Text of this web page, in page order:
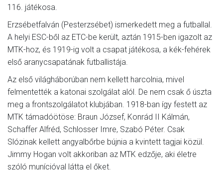
116. játékosa.
Erzsébetfalván (Pesterzsébet) ismerkedett meg a futballal.
A helyi ESC-ből az ETC-be került, aztán 1915-ben igazolt az
MTK-hoz, és 1919-ig volt a csapat játékosa, a kék-fehérek
első aranycsapatának futballistája.
Az első világháborúban nem kellett harcolnia, mivel
felmentették a katonai szolgálat alól. De nem csak ő úszta
meg a frontszolgálatot klubjában. 1918-ban így festett az
MTK támadóötöse: Braun József, Konrád II Kálmán,
Schaffer Alfréd, Schlosser Imre, Szabó Péter. Csak
Slózinak kellett angyalbőrbe bújnia a kvintett tagjai közül.
Jimmy Hogan volt akkoriban az MTK edzője, aki életre
szóló munícióval látta el őket.